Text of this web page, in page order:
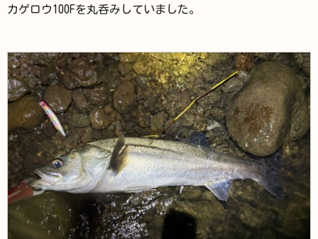
カゲロウ100Fを丸呑みしていました。